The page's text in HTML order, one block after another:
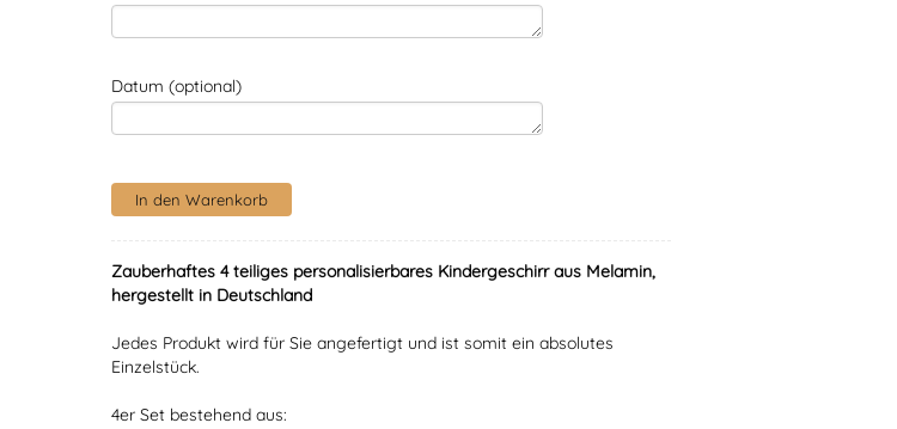
Datum (optional)
Zauberhaftes 4 teiliges personalisierbares Kindergeschirr aus Melamin,
hergestellt in Deutschland
Jedes Produkt wird für Sie angefertigt und ist somit ein absolutes
Einzelstück.
4er Set bestehend aus: